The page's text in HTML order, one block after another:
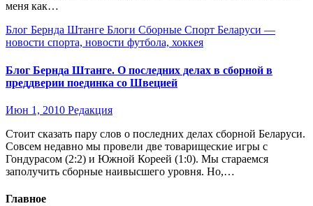
меня как…
Блог Бернда Штанге Блоги Сборные Спорт Беларуси —
новости спорта, новости футбола, хоккея
Блог Бернда Штанге. О последних делах в сборной в
преддверии поединка со Швецией
Июн 1, 2010 Редакция
Стоит сказать пару слов о последних делах сборной Беларуси.
Совсем недавно мы провели две товарищеские игры с
Гондурасом (2:2) и Южной Кореей (1:0). Мы стараемся
заполучить сборные наивысшего уровня. Но,…
Главное